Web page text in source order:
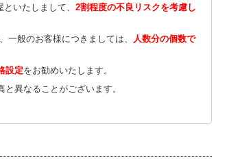
といたしまして、2割程度の不良リスクを考慮し
般のお客様につきましては、
人数分の個数で
設定をお勧めいたします。
異なることがございます。